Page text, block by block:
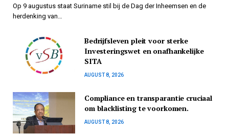
Op 9 augustus staat Suriname stil bij de Dag der Inheemsen en de
herdenking van…
Bedrijfsleven pleit voor sterke
Investeringswet en onafhankelijke
SITA
AUGUST 8, 2026
Compliance en transparantie cruciaal
om blacklisting te voorkomen.
AUGUST 8, 2026